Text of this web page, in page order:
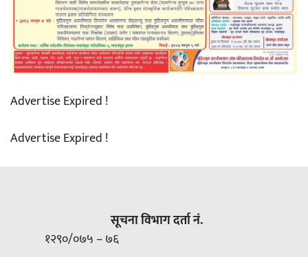
Advertise Expired !
Advertise Expired !
सूचना विभाग दर्ता नं.
१२९०/०७५ – ७६